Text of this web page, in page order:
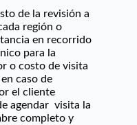
de la revisión a
región o
en recorrido
para la
o costo de visita
caso de
el cliente
agendar visita la
completo y